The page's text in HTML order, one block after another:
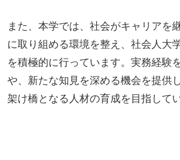
また、本学では、社会がキャリアを
に取り組める環境を整え、社会人大
を積極的に行っています。実務経験
や、新たな知見を深める機会を提供
架け橋となる人材の育成を目指してい